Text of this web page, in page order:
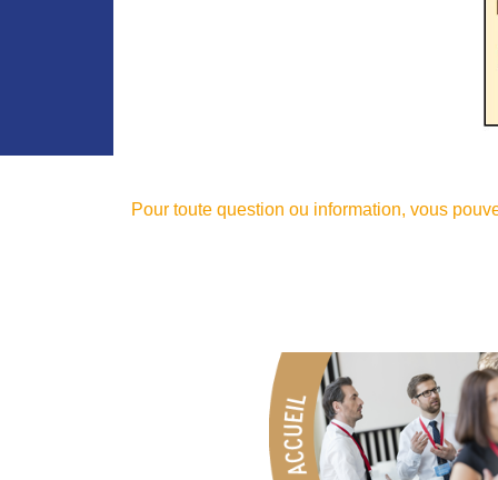
Pour toute question ou information, vous